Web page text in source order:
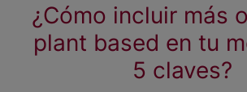
¿Cómo incluir más
plant based en tu
5 claves?